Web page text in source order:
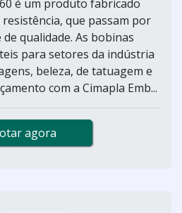
é um produto fabricado
que passam por
qualidade. As bobinas
para setores da indústria
beleza, de tatuagem e
com a Cimapla Emb...
agora